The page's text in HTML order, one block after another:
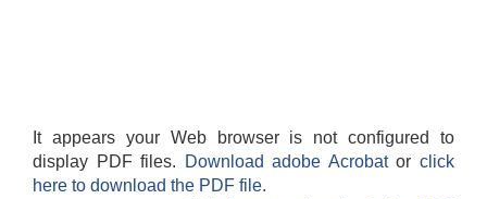
It appears your Web browser is not configured to
display PDF files.
Download adobe Acrobatorclick
here to download the PDF file.